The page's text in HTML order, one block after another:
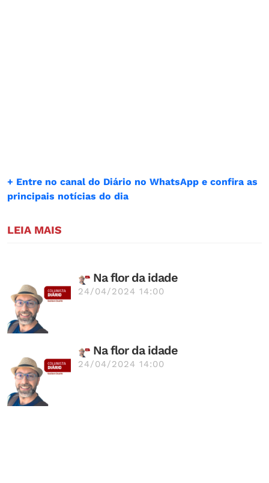
+ Entre no canal do Diário no WhatsApp e confira as
principais notícias do dia
LEIA MAIS
Na flor da idade
24/04/2024 14:00
Na flor da idade
24/04/2024 14:00